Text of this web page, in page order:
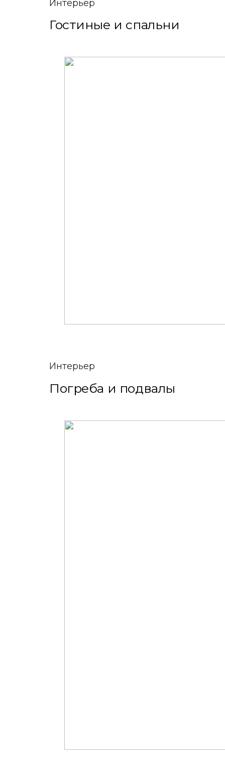
Интерьер
Гостиные и спальни
Интерьер
Погреба и подвалы